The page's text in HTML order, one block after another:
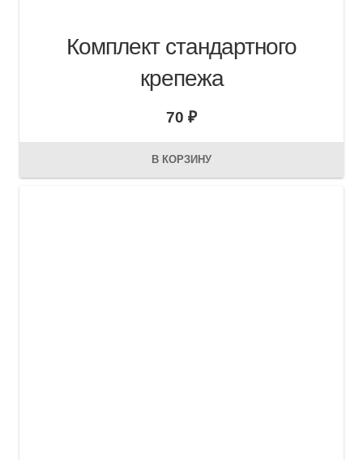
Комплект стандартного
крепежа
70 ₽
В КОРЗИНУ